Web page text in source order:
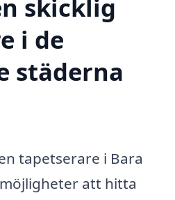
skicklig
i de
städerna
tapetserare i Bara
att hitta